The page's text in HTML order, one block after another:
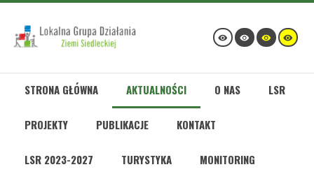
STRONA GŁÓWNA AKTUALNOŚCI O NAS LSR
PROJEKTY PUBLIKACJE KONTAKT
LSR 2023-2027 TURYSTYKA MONITORING